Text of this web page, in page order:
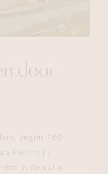
door
begon 160
Robert in
in de vallei